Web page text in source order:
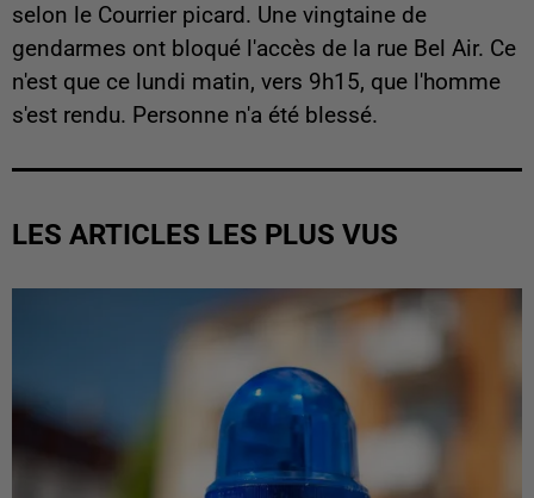
selon le Courrier picard. Une vingtaine de
gendarmes ont bloqué l'accès de la rue Bel Air. Ce
n'est que ce lundi matin, vers 9h15, que l'homme
s'est rendu. Personne n'a été blessé.
LES ARTICLES LES PLUS VUS